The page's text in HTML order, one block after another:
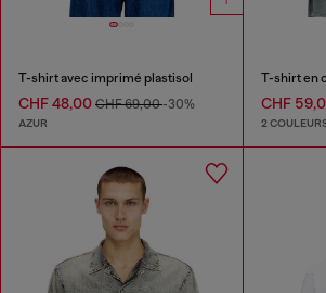
T-shirt avec imprimé plastisol
CHF 48,00 CHF 69,00-30%
AZUR
CHF
2